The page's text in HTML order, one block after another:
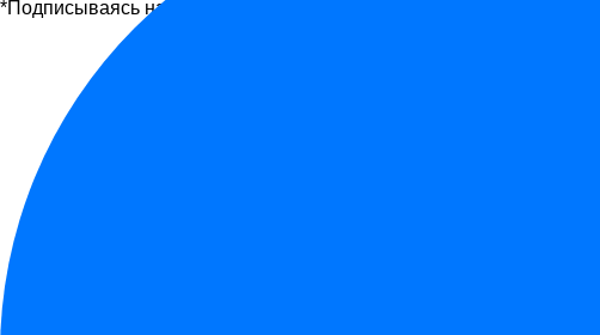
*Подписываясь на рассылку, вы соглашаетесь с офертой и